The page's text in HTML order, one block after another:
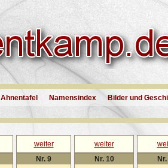
Ahnentafel Namensindex Bilder und
weiter weiter
Nr. 9
Nr. 10